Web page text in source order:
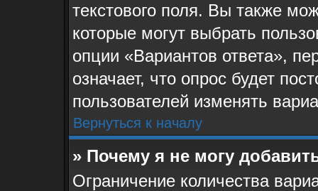
текстового поля. Вы также
которые могут выбрать
опции «Вариантов ответа»,
означает, что опрос будет
пользователей изменять
Вернуться к началу
» Почему я не могу
Ограничение количества